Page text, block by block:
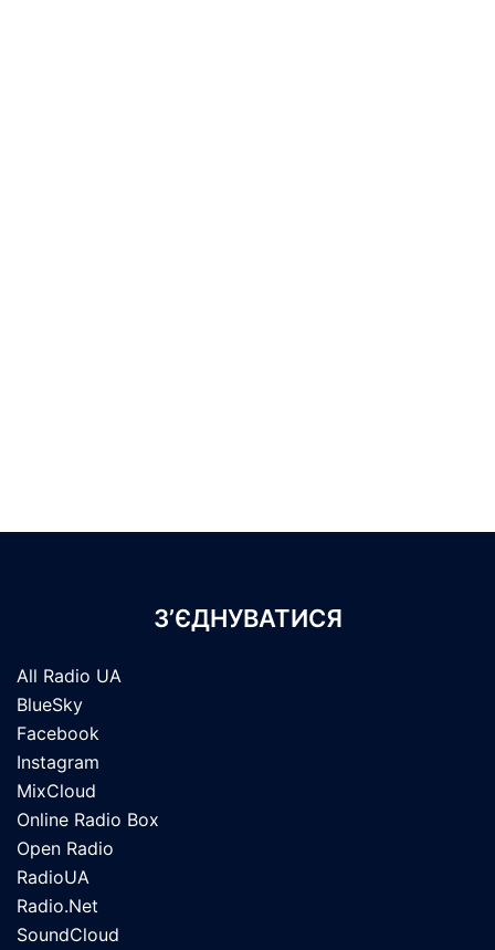
З’ЄДНУВАТИСЯ
All Radio UA
BlueSky
Facebook
Instagram
MixCloud
Online Radio Box
Open Radio
RadioUA
Radio.Net
SoundCloud